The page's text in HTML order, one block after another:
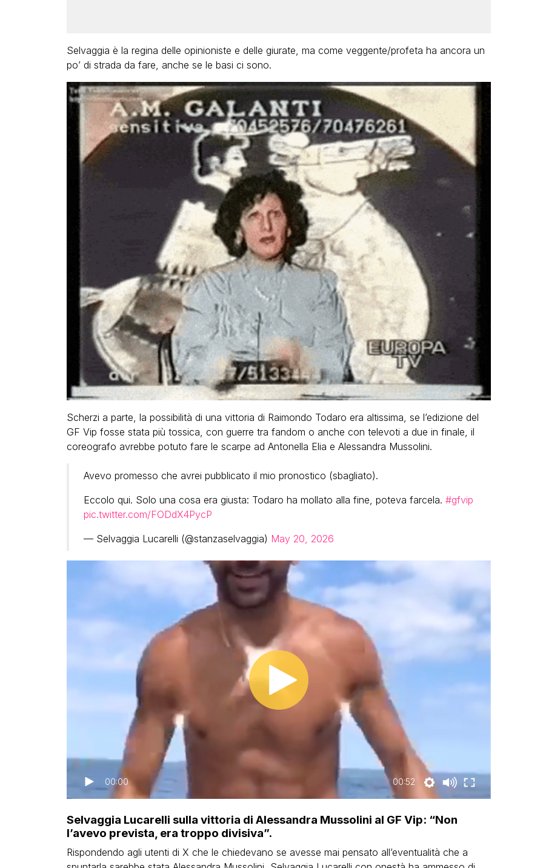
Selvaggia è la regina delle opinioniste e delle giurate, ma come veggente/profeta ha ancora un
po’ di strada da fare, anche se le basi ci sono.
Scherzi a parte, la possibilità di una vittoria di Raimondo Todaro era altissima, se l’edizione del
GF Vip fosse stata più tossica, con guerre tra fandom o anche con televoti a due in finale, il
coreografo avrebbe potuto fare le scarpe ad Antonella Elia e Alessandra Mussolini.
Avevo promesso che avrei pubblicato il mio pronostico (sbagliato).
Eccolo qui. Solo una cosa era giusta: Todaro ha mollato alla fine, poteva farcela. #gfvip
pic.twitter.com/FODdX4PycP
— Selvaggia Lucarelli (@stanzaselvaggia) May 20, 2026
00:00 00:52
Selvaggia Lucarelli sulla vittoria di Alessandra Mussolini al GF Vip: “Non
l’avevo prevista, era troppo divisiva”.
Rispondendo agli utenti di X che le chiedevano se avesse mai pensato all’eventualità che a